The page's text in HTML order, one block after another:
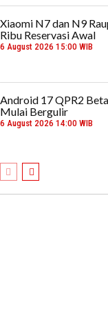
Xiaomi N7 dan N9
Ribu Reservasi Awal
6 August 2026 15:00 WIB
Android 17 QPR2
Mulai Bergulir
6 August 2026 14:00 WIB